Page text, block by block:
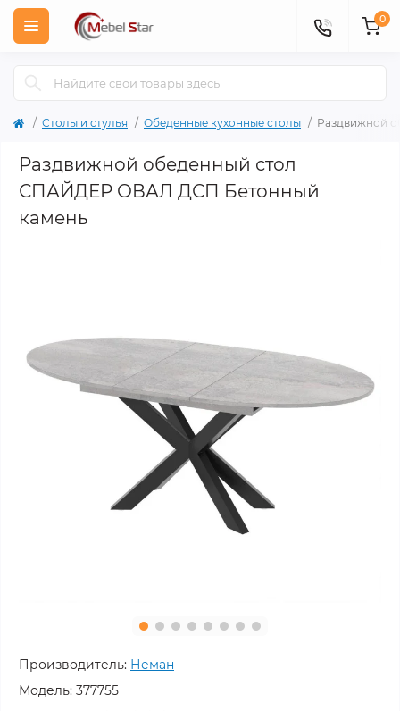
0
Столы и стулья Обеденные кухонные столы Раздвижной
Раздвижной обеденный стол
СПАЙДЕР ОВАЛ ДСП Бетонный
камень
Производитель: Неман
Модель: 377755